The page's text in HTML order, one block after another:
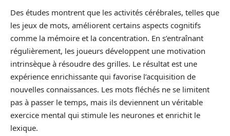
Des études montrent que les activités cérébrales, telles que
les jeux de mots, améliorent certains aspects cognitifs
comme la mémoire et la concentration. En s’entraînant
régulièrement, les joueurs développent une motivation
intrinsèque à résoudre des grilles. Le résultat est une
expérience enrichissante qui favorise l’acquisition de
nouvelles connaissances. Les mots fléchés ne se limitent
pas à passer le temps, mais ils deviennent un véritable
exercice mental qui stimule les neurones et enrichit le
lexique.